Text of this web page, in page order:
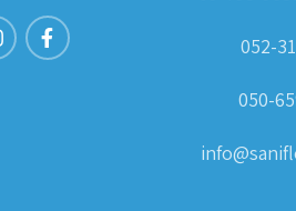
052-
050-